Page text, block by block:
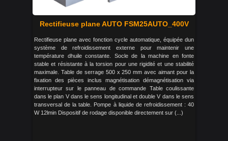
Rectifieuse plane AUTO FSM25AUTO_400V
Rectifieuse plane avec fonction cycle automatique, équipée dun
système de refroidissement externe pour maintenir une
température dhuile constante. Socle de la machine en fonte
stable et résistante à la torsion pour une rigidité et une stabilité
maximale. Table de serrage 500 x 250 mm avec aimant pour la
fixation des pièces inclus magnétisation démagnétisation via
interrupteur sur le panneau de commande Table coulissante
dans le plan V dans le sens longitudinal et double V dans le sens
transversal de la table. Pompe à liquide de refroidissement : 40
W 12lmin Dispositif de rodage disponible directement sur (...)